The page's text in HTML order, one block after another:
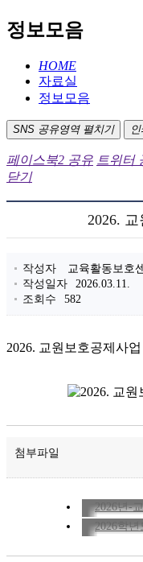
정보모음
HOME
자료실
정보모음
SNS 공유영역 펼치기
페이스북2 공유 트위터
닫기
2026.
작성자
교육활동보호
작성일자
2026.03.11.
조회수
582
2026. 교원보호공제사
첨부파일
2026년-
2026학